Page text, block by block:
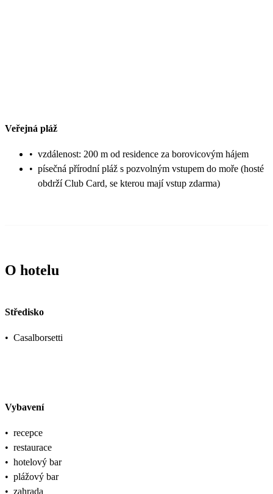
Veřejná pláž
• vzdálenost: 200 m od residence za borovicovým hájem
• písečná přírodní pláž s pozvolným vstupem do moře (hosté
obdrží Club Card, se kterou mají vstup zdarma)
O hotelu
Středisko
• Casalborsetti
Vybavení
• recepce
• restaurace
• hotelový bar
• plážový bar
• zahrada